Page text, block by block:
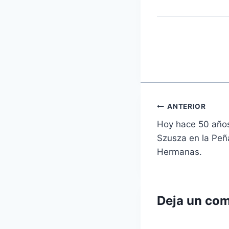
de
entradas
ANTERIOR
Hoy hace 50
Szusza en la
Hermanas.
Deja un